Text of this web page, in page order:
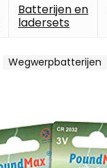
Batterijen en
ladersets
Wegwerpbatterijen